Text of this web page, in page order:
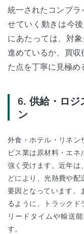
統一されたコンプ
せていく動きは今
にあたっては、対
進めているか、買
た点を丁寧に見極め
供給・ロジ
ン
外食・ホテル・リネン
ビス業は原材料・エ
強く受けます。近年は
どにより、光熱費や
要因となっています。
るように、トラック
リードタイムや輸送
す。